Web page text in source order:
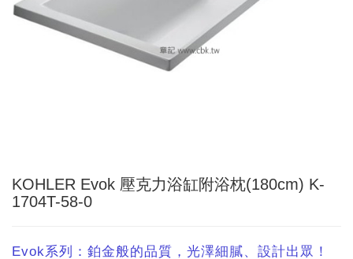
KOHLER Evok 壓克力浴缸附浴枕(180cm) K-
1704T-58-0
Evok系列：鉑金般的品質，光澤細膩、設計出眾！